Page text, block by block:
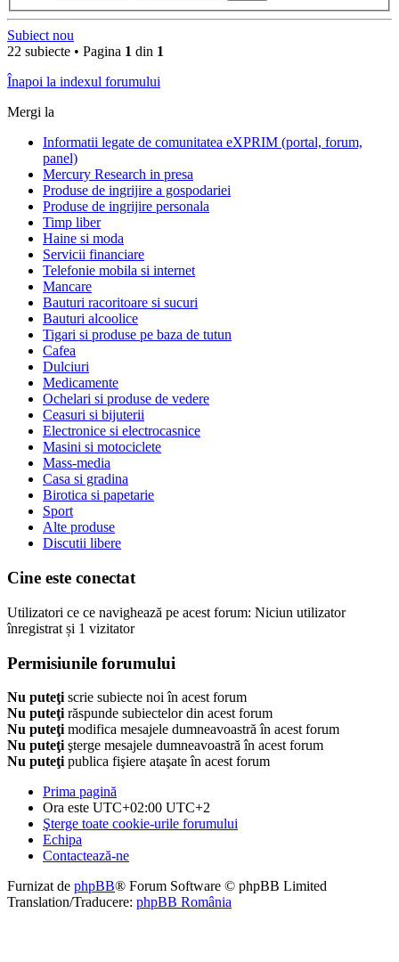
Subiect nou
22 subiecte • Pagina 1 din 1
Înapoi la indexul forumului
Mergi la
Informatii legate de comunitatea eXPRIM (portal, forum,
panel)
Mercury Research in presa
Produse de ingrijire a gospodariei
Produse de ingrijire personala
Timp liber
Haine si moda
Servicii financiare
Telefonie mobila si internet
Mancare
Bauturi racoritoare si sucuri
Bauturi alcoolice
Tigari si produse pe baza de tutun
Cafea
Dulciuri
Medicamente
Ochelari si produse de vedere
Ceasuri si bijuterii
Electronice si electrocasnice
Masini si motociclete
Mass-media
Casa si gradina
Birotica si papetarie
Sport
Alte produse
Discutii libere
Cine este conectat
Utilizatori ce ce navighează pe acest forum: Niciun utilizator
înregistrat și 1 vizitator
Permisiunile forumului
Nu puteţi scrie subiecte noi în acest forum
Nu puteţi răspunde subiectelor din acest forum
Nu puteţi modifica mesajele dumneavoastră în acest forum
Nu puteţi şterge mesajele dumneavoastră în acest forum
Nu puteţi publica fişiere ataşate în acest forum
Prima pagină
Ora este UTC+02:00 UTC+2
Şterge toate cookie-urile forumului
Echipa
Contactează-ne
Furnizat de phpBB® Forum Software © phpBB Limited
Translation/Traducere: phpBB România